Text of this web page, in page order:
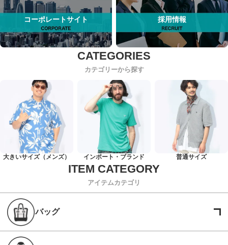
コーポレートサイト 採用情報
カテゴリーから探す
大きいサイズ（メンズ） インポート・ブランド 普通サイズ
アイテムカテゴリ
バッグ